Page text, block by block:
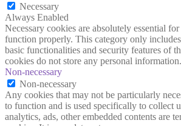
Necessary
Always Enabled
Necessary cookies are absolutely essential
function properly. This category only
basic functionalities and security features of
cookies do not store any personal information.
Non-necessary
Non-necessary
Any cookies that may not be particularly
to function and is used specifically to collect
analytics, ads, other embedded contents are